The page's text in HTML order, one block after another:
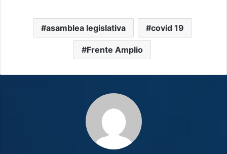
asamblea legislativa covid 19
Frente Amplio